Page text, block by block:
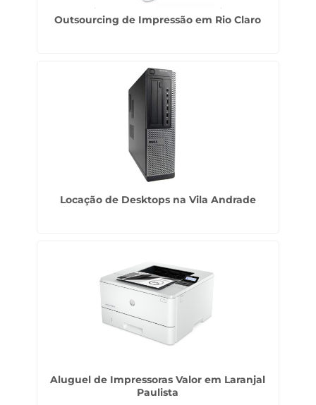
Outsourcing de Impressão em Rio Claro
Locação de Desktops na Vila Andrade
Aluguel de Impressoras Valor em Laranjal
Paulista